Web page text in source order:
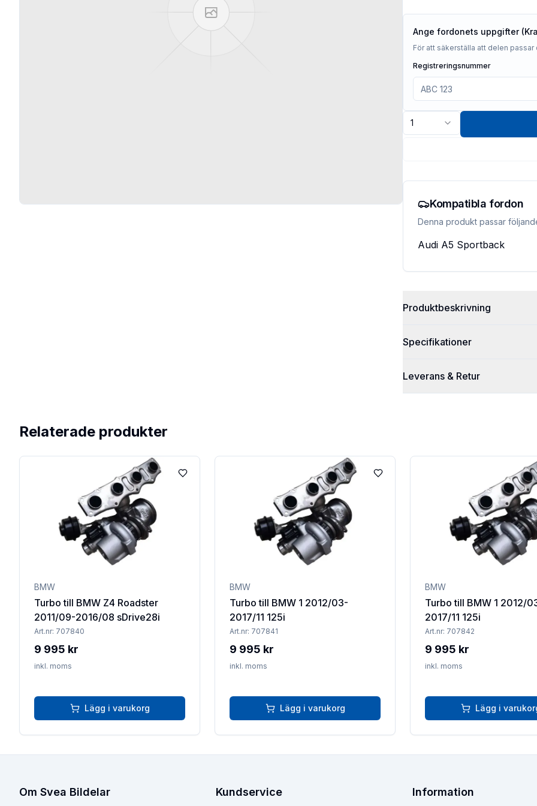
Ange fordonets uppgifter
För att säkerställa att delen
Registreringsnummer
1
Kompatibla fordon
Denna produkt passar
Audi A5 Sportback
Produktbeskrivning
Specifikationer
Leverans & Retur
Relaterade produkter
Lägg till i favoriter
BMW
Turbo till BMW Z4 Roadster
2011/09-2016/08 sDrive28i
Art.nr: 707840
9 995 kr
inkl. moms
Lägg i varukorg
Lägg till i favoriter
BMW
Turbo till BMW 1 2012/03-
2017/11 125i
Art.nr: 707841
9 995 kr
inkl. moms
Lägg i varukorg
BMW
Turbo till BMW 1 2012/
2017/11 125i
Art.nr: 707842
9 995 kr
inkl. moms
Lägg i
Om Svea Bildelar Kundservice Information